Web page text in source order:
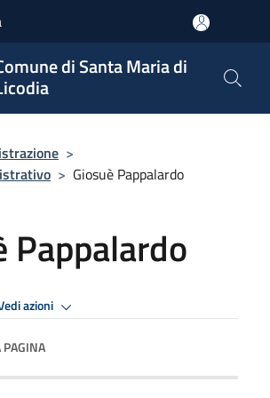
di Santa Maria di
>
> Giosuè Pappalardo
Pappalardo
azioni
PAGINA